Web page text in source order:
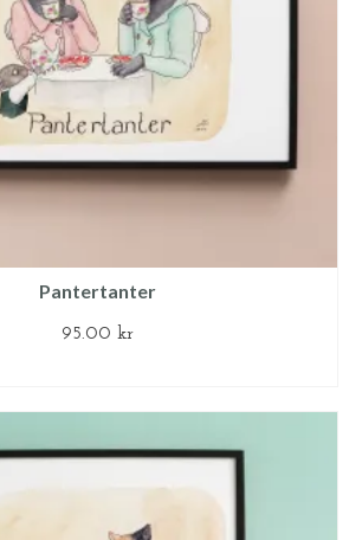
Pantertanter
95.00 kr